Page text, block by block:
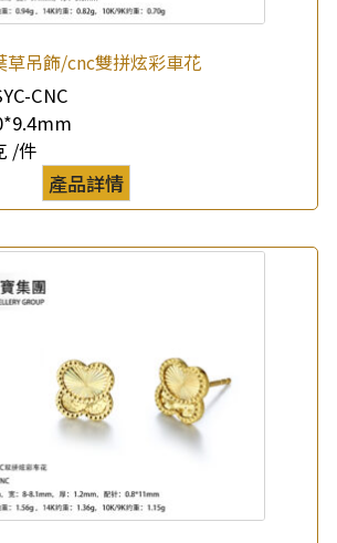
草吊飾/cnc雙拼炫彩車花
CNC
/件
產品詳情